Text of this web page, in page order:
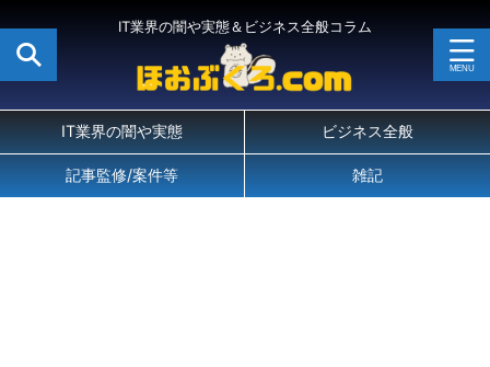
IT業界の闇や実態＆ビジネス全般コラム
IT業界の闇や実態 ビジネス全般
記事監修/案件等 雑記